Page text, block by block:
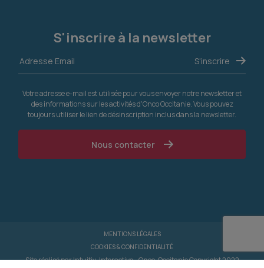
S'inscrire à la newsletter
Votre adresse e-mail est utilisée pour vous envoyer notre newsletter et
des informations sur les activités d'Onco Occitanie. Vous pouvez
toujours utiliser le lien de désinscription inclus dans la newsletter.
Nous contacter
MENTIONS LÉGALES
COOKIES & CONFIDENTIALITÉ
Site réalisé parIntuitiv-Interactive- Onco-Occitanie Copyright 2022